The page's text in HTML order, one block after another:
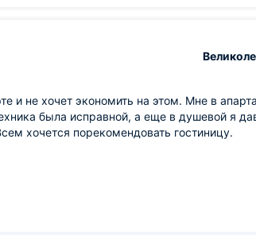
и не хочет экономить на этом. Мне в
была исправной, а еще в душевой я
хочется порекомендовать гостиницу.